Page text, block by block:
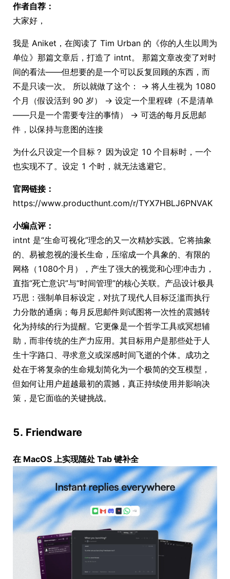
作者自荐：
大家好，
我是 Aniket，在阅读了 Tim Urban 的《你的人生以周为
单位》那篇文章后，打造了 intnt。 那篇文章改变了对时
间的看法——但想要的是一个可以反复回顾的东西，而
不是只读一次。 所以就做了这个： → 将人生视为 1080
个月（假设活到 90 岁） → 设定一个里程碑（不是清单
——只是一个需要专注的事情） → 可选的每月反思邮
件，以保持与意图的连接
为什么只设定一个目标？ 因为设定 10 个目标时，一个
也实现不了。设定 1 个时，就无法逃避它。
官网链接：
https://www.producthunt.com/r/TYX7HBLJ6PNVAK
小编点评：
intnt 是“生命可视化”理念的又一次精妙实践。它将抽象
的、易被忽视的漫长生命，压缩成一个具象的、有限的
网格（1080个月），产生了强大的视觉和心理冲击力，
直指“死亡意识”与“时间管理”的核心关联。产品设计极具
巧思：强制单目标设定，对抗了现代人目标泛滥而执行
力分散的通病；每月反思邮件则试图将一次性的震撼转
化为持续的行为提醒。它更像是一个哲学工具或冥想辅
助，而非传统的生产力应用。其目标用户是那些处于人
生十字路口、寻求意义或深感时间飞逝的个体。成功之
处在于将复杂的生命规划简化为一个极简的交互模型，
但如何让用户超越最初的震撼，真正持续使用并影响决
策，是它面临的关键挑战。
5. Friendware
在 MacOS 上实现随处 Tab 键补全